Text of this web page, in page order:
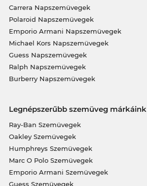
Carrera Napszemüvegek
Polaroid Napszemüvegek
Emporio Armani Napszemüvegek
Michael Kors Napszemüvegek
Guess Napszemüvegek
Ralph Napszemüvegek
Burberry Napszemüvegek
Legnépszerűbb szemüveg márkáink
Ray-Ban Szemüvegek
Oakley Szemüvegek
Humphreys Szemüvegek
Marc O Polo Szemüvegek
Emporio Armani Szemüvegek
Guess Szemüvegek